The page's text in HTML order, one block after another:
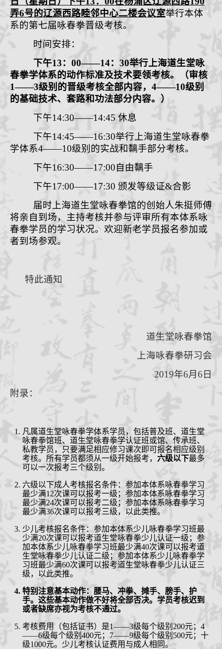
弄6号的辽源西路睦邻中心二楼会议室举行本体
系的第七届咏春拳晋级考核。
时间安排：
下午13： 00——14： 30举行上海道生堂咏
春拳学体系的动作标准及技术要领考核。（审核
1——3级别的晋级考核全部内容， 4——10级别
的基础技术、套路和功法部分内容。 ）
下午14:30——14:45 休息
下午14:45——16:30举行 上海道生堂咏春拳
学体系4——10级别的实战和黐手部分考核。
下午16:30——17:00自由黐手
下午17:00——17:30 颁发等级证&合影
届时上海道生堂咏春拳馆的创始人朱挺师傅
将亲自到场，主持考核并参与评审所有本体系咏
春拳学员的学习状况。欢迎新老学员报名参加或
者到场参观。
特此通知
道生堂咏春拳馆
上海咏春拳研习会
2019年6月 6 日
附录：
凡属道生堂咏春拳学体系学员，包括普及班、道生堂
咏春拳馆班、道生堂咏春拳学认证班或馆、传承班、
私教学员，只要满足相应修习课次即可报名相应级别
考核。所有学员都须从一级开始报考， 六级以下最多
可以一次报考三个级别。
六级以下成人考核报名条件：参加本体系咏春拳学习
最少满12次课可以报考一级；参加本体系咏春拳学习
最少满24次课可以报考二级；参加本体系咏春拳学习
最少满36次课可以报考三级，以此类推。
少儿考核报名条件：参加本体系少儿咏春拳学习班最
少满20次课可以报考道生堂咏春拳少儿认证一级；参
加本体系少儿咏春拳学习班最少满40次课可以报考道
生堂咏春拳少儿认证二级；参加本体系少儿咏春拳学
习班最少满60次课可以报考道生堂咏春拳少儿认证三
级，以此类推。
特别注意基本动作：腰马、冲拳、摊手、膀手、护
手。这些基本动作做不好将全部否决。 学员考核迟到
或者缺席亦视为考核不通过。
考核费用（包括证书）是1——3级每个级别 200元； 4
——6级每个级别400元；7——9级每个级别500元；十
级1000元。少儿考核认证费用与成人相同。